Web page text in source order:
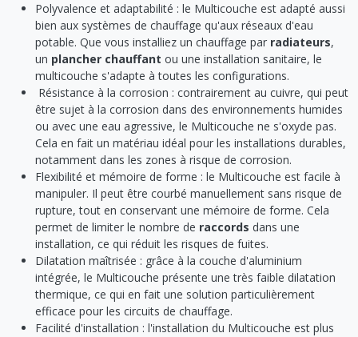
Polyvalence et adaptabilité : le Multicouche est adapté aussi
bien aux systèmes de chauffage qu'aux réseaux d'eau
potable. Que vous installiez un chauffage par radiateurs,
un plancher chauffant ou une installation sanitaire, le
multicouche s'adapte à toutes les configurations.
Résistance à la corrosion : contrairement au cuivre, qui peut
être sujet à la corrosion dans des environnements humides
ou avec une eau agressive, le Multicouche ne s'oxyde pas.
Cela en fait un matériau idéal pour les installations durables,
notamment dans les zones à risque de corrosion.
Flexibilité et mémoire de forme : le Multicouche est facile à
manipuler. Il peut être courbé manuellement sans risque de
rupture, tout en conservant une mémoire de forme. Cela
permet de limiter le nombre de raccords dans une
installation, ce qui réduit les risques de fuites.
Dilatation maîtrisée : grâce à la couche d'aluminium
intégrée, le Multicouche présente une très faible dilatation
thermique, ce qui en fait une solution particulièrement
efficace pour les circuits de chauffage.
Facilité d'installation : l'installation du Multicouche est plus